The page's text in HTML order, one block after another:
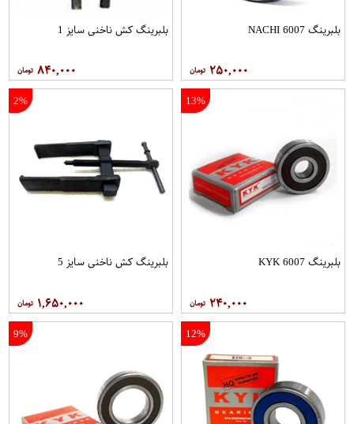
بلبرینگ 6007 NACHI
۲۵۰,۰۰۰
بلبرینگ کش ناخنی سایز 1
۸۴۰,۰۰۰
13%
بلبرینگ 6007 KYK
۲۴۰,۰۰۰
2%
بلبرینگ کش ناخنی سایز 5
۱,۶۵۰,۰۰۰
12%
9%